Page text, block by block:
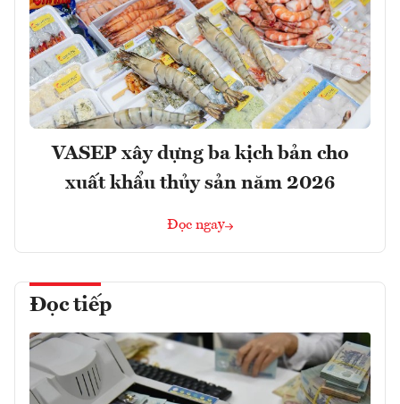
VASEP xây dựng ba kịch bản cho
xuất khẩu thủy sản năm 2026
Đọc ngay
Đọc tiếp